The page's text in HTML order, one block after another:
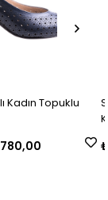
Siyah Rugan
Kadın Topuklu
₺9.500,00